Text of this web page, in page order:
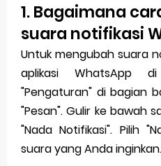
1. Bagaimana
suara notifikasi
Untuk mengubah suara
aplikasi WhatsApp
"Pengaturan" di bagian
"Pesan". Gulir ke bawah
"Nada Notifikasi". Pilih
suara yang Anda inginkan.